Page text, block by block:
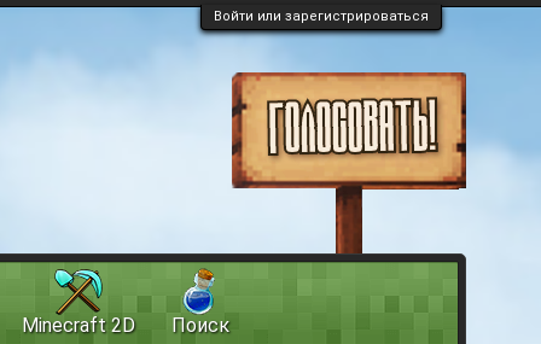
Войти или зарегистрироваться
Minecraft 2D Поиск